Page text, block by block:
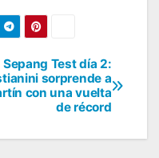
Sepang Test día 2:
sorprende a
con una vuelta
de récord